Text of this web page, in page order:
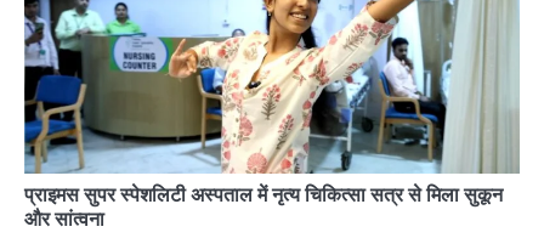
प्राइमस सुपर स्पेशलिटी अस्पताल में नृत्य चिकित्सा सत्र से मिला सुकून
और सांत्वना